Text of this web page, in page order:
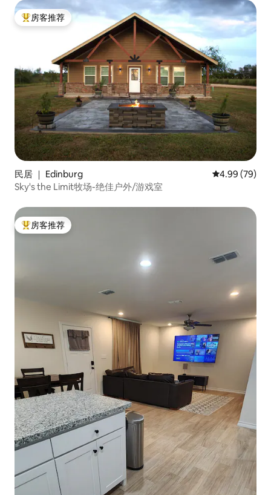
热门「房客推荐」
房客推荐
民居 ｜ Edinburg 平均评分 4.99
4.99 (79)
Sky's the Limit牧场-绝佳户外/游戏室
热门「房客推荐」
房客推荐